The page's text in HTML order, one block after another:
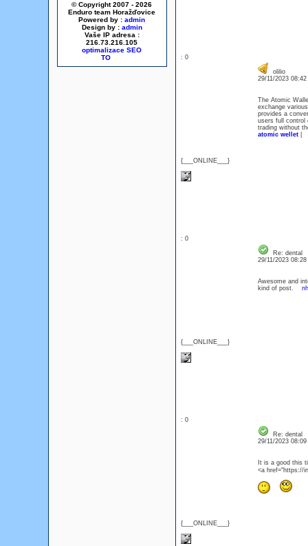
© Copyright 2007 - 2026
Enduro team Horažďovice
Powered by : admin
Design by : admin
Vaše IP adresa :
216.73.216.105
optimalizace SEO
: 0
{___ONLINE___}
olilio
29/11/2023
The Atomic
exchange
provides a
users full control
trading without
atomic wellet|
: 0
{___ONLINE___}
Re: dental
29/11/2023
Awesome and
kind of post.
: 0
{___ONLINE___}
Re: dental
29/11/2023
It is a good this
<a href="https://